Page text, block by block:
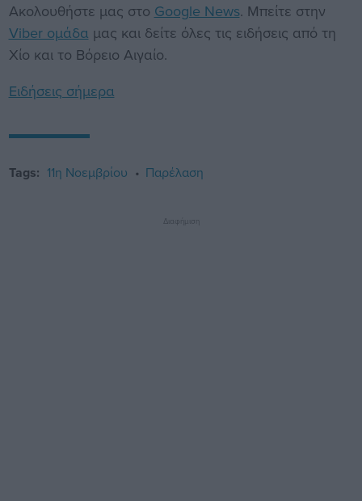
Ακολουθήστε μας στο Google News. Μπείτε στην
Viber ομάδα μας και δείτε όλες τις ειδήσεις από τη
Χίο και το Βόρειο Αιγαίο.
Ειδήσεις σήμερα
Tags: 11η Νοεμβρίου Παρέλαση
Διαφήμιση